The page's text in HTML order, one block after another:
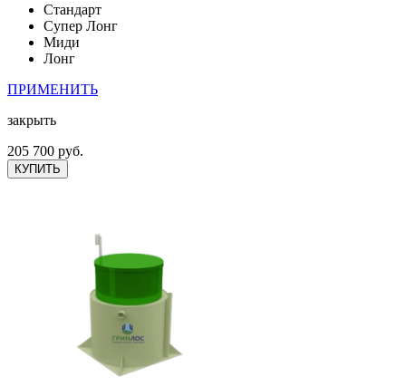
Стандарт
Супер Лонг
Миди
Лонг
ПРИМЕНИТЬ
закрыть
205 700 руб.
КУПИТЬ